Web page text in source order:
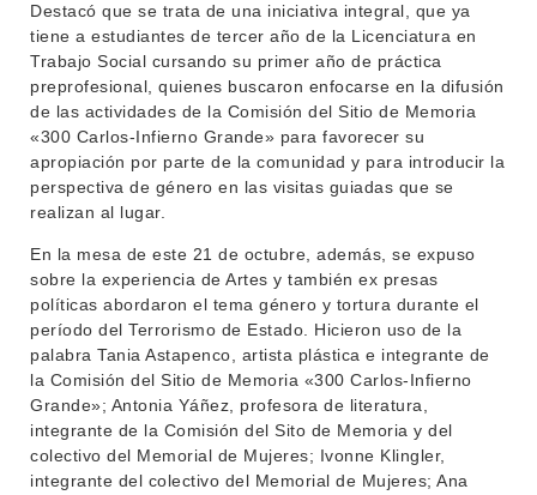
Destacó que se trata de una iniciativa integral, que ya
tiene a estudiantes de tercer año de la Licenciatura en
Trabajo Social cursando su primer año de práctica
preprofesional, quienes buscaron enfocarse en la difusión
de las actividades de la Comisión del Sitio de Memoria
«300 Carlos-Infierno Grande» para favorecer su
apropiación por parte de la comunidad y para introducir la
perspectiva de género en las visitas guiadas que se
realizan al lugar.
En la mesa de este 21 de octubre, además, se expuso
sobre la experiencia de Artes y también ex presas
políticas abordaron el tema género y tortura durante el
período del Terrorismo de Estado. Hicieron uso de la
palabra Tania Astapenco, artista plástica e integrante de
la Comisión del Sitio de Memoria «300 Carlos-Infierno
Grande»; Antonia Yáñez, profesora de literatura,
integrante de la Comisión del Sito de Memoria y del
colectivo del Memorial de Mujeres; Ivonne Klingler,
integrante del colectivo del Memorial de Mujeres; Ana